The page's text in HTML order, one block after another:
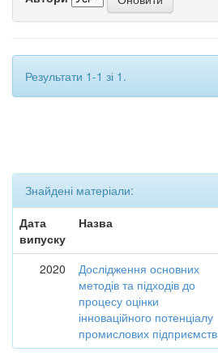
Результати 1-1 зі 1.
Знайдені матеріали:
Дата
випуску
Назва
2020
Дослідження основних
методів та підходів до
процесу оцінки
інноваційного потенціалу
промислових підприємств